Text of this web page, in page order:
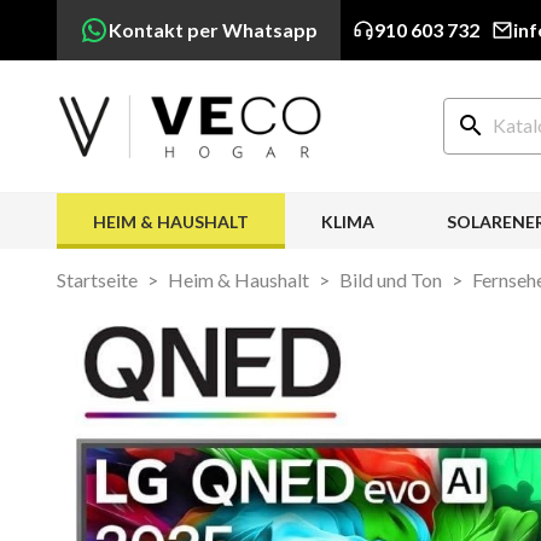
Kontakt per Whatsapp 910 603 732
search
HEIM & HAUSHALT KLIMA
Startseite Heim & Haushalt Bild und Ton